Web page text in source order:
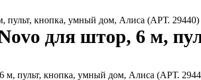
пульт, кнопка, умный дом, Алиса (АРТ. 29440)
для штор, 6 м,